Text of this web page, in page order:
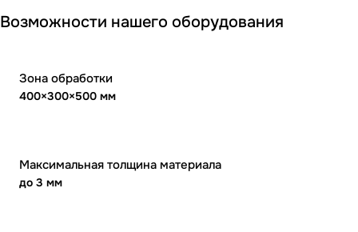
Возможности нашего оборудования
Зона обработки
400×300×500 мм
Максимальная толщина материала
до 3 мм